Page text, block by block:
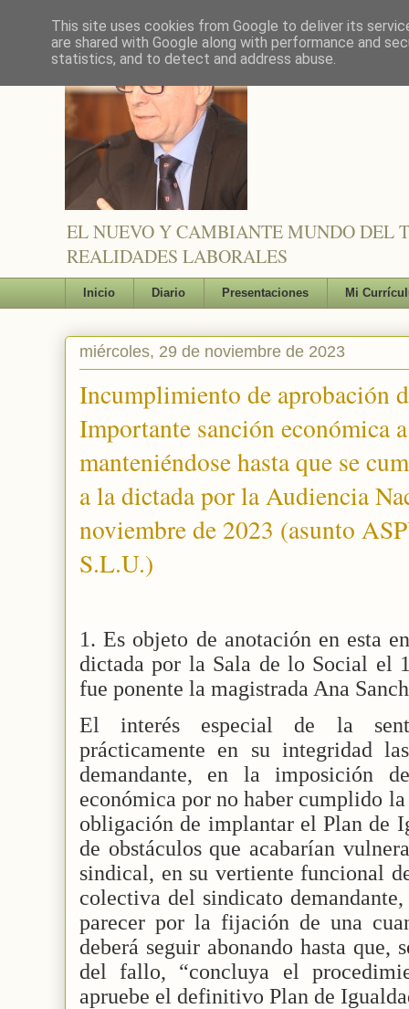
EL NUEVO Y CAMBIANTE MUNDO DEL
REALIDADES LABORALES
Inicio Diario Presentaciones Mi
miércoles, 29 de noviembre de 2023
Incumplimiento de aprobación
Importante sanción económica
manteniéndose hasta que se
a la dictada por la Audiencia
noviembre de 2023 (asunto
S.L.U.)
1. Es objeto de anotación en esta
dictada por la Sala de lo Social el
fue ponente la magistrada Ana
El interés especial de la
prácticamente en su integridad
demandante, en la imposición
económica por no haber cumplido
obligación de implantar el Plan de
de obstáculos que acabarían
sindical, en su vertiente funcional
colectiva del sindicato
parecer por la fijación de una
deberá seguir abonando hasta que,
del fallo, “concluya el
apruebe el definitivo Plan de
This site uses cookies from Google to deliver its
are shared with Google along with performance and
statistics, and to detect and address abuse.